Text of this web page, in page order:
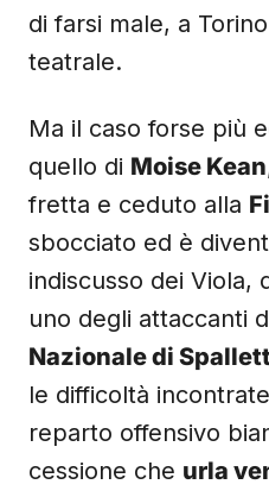
di farsi male, a
teatrale.
Ma il caso forse più
quello di Moise Kean
fretta e ceduto alla
sbocciato ed è
indiscusso dei Viola,
uno degli attaccanti
Nazionale di
le difficoltà
reparto offensivo
cessione che urla